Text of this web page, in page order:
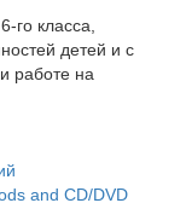
го класса,
детей и с
работе на
and CD/DVD